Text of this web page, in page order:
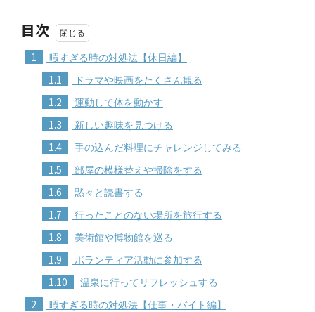
目次
1 暇すぎる時の対処法【休日編】
1.1 ドラマや映画をたくさん観る
1.2 運動して体を動かす
1.3 新しい趣味を見つける
1.4 手の込んだ料理にチャレンジしてみる
1.5 部屋の模様替えや掃除をする
1.6 黙々と読書する
1.7 行ったことのない場所を旅行する
1.8 美術館や博物館を巡る
1.9 ボランティア活動に参加する
1.10 温泉に行ってリフレッシュする
2 暇すぎる時の対処法【仕事・バイト編】